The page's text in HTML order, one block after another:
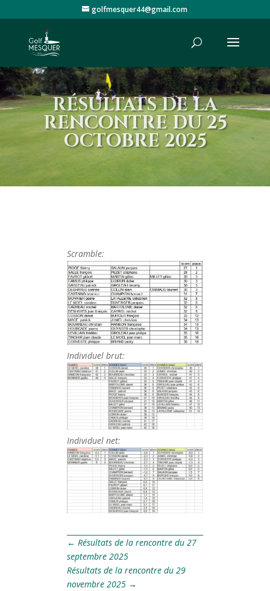
golfmesquer44@gmail.com
RÉSULTATS DE LA
RENCONTRE DU 25
OCTOBRE 2025
Scramble:
Individuel brut:
Individuel net:
← Résultats de la rencontre du 27
septembre 2025
Résultats de la rencontre du 29
novembre 2025→